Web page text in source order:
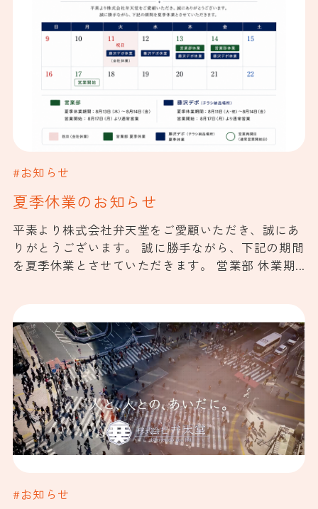
#お知らせ
夏季休業のお知らせ
平素より株式会社弁天堂をご愛顧いただき、誠にあ
りがとうございます。 誠に勝手ながら、下記の期間
を夏季休業とさせていただきます。 営業部 休業期...
#お知らせ